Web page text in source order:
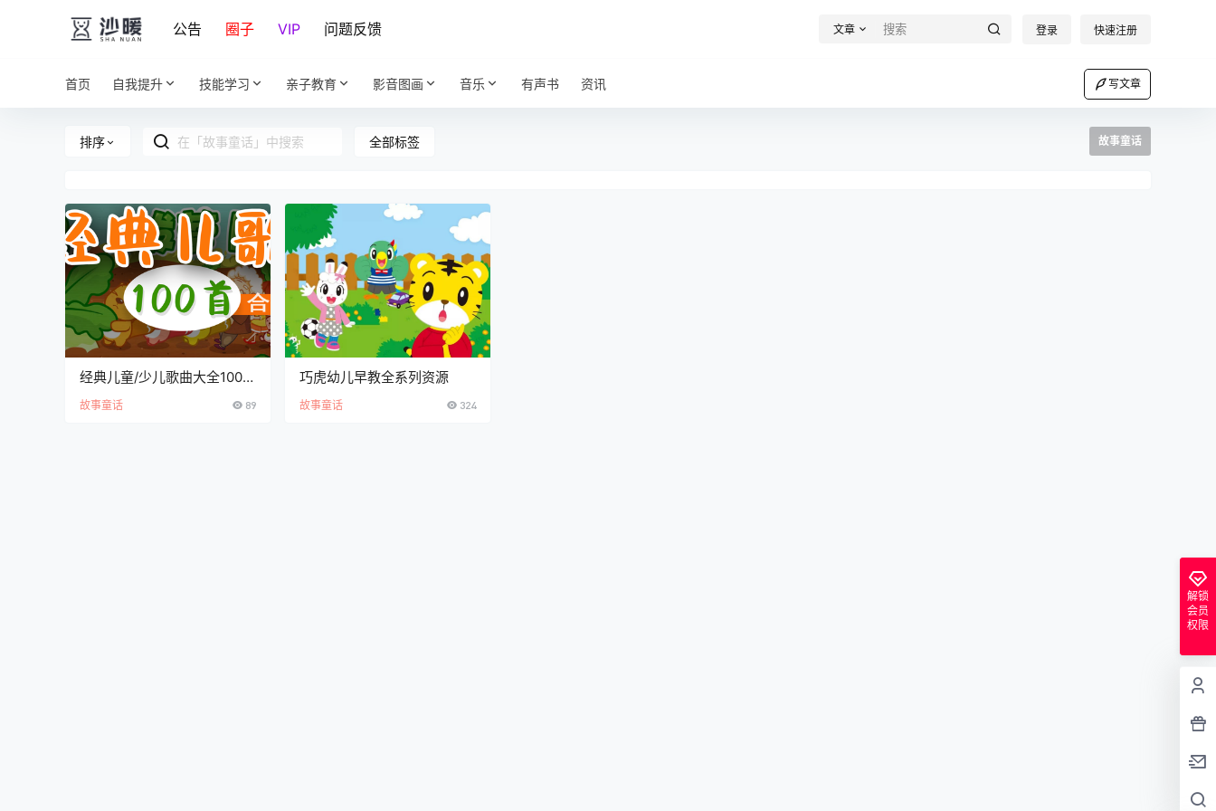
公告 圈子 VIP 问题反馈 文章 登录 快速注册
首页 自我提升 技能学习 亲子教育 影音图画 音乐 有声书 资讯 写文章
排序 全部标签 故事童话
经典儿童/少儿歌曲大全100首
连续播放
故事童话 89
巧虎幼儿早教全系列资源
故事童话 324
解锁
会员
权限